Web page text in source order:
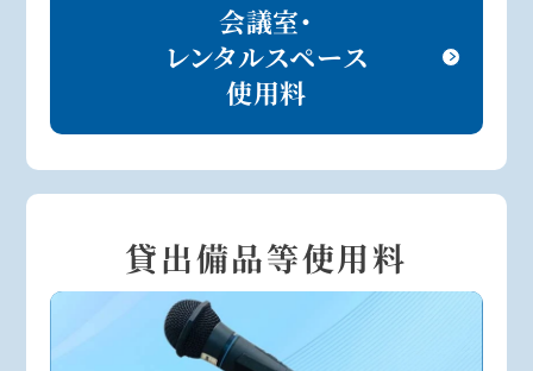
会議室・
レンタルスペース
使用料
貸出備品等使用料